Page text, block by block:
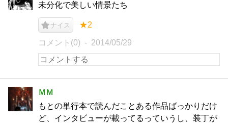
未分化で美しい情景たち
ナイス ★2
コメント(0) 2014/05/29
ＭＭ
もとの単行本で読んだことある作品ばっかりだけ
ど、インタビューが載ってるっていうし、装丁が